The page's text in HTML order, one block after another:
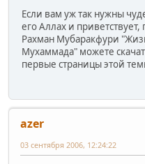
Если вам уж так нужны
его Аллах и
Рахман Мубаракфури
Мухаммада" можете
первые страницы этой
azer
03 сентября 2006, 12:24:22